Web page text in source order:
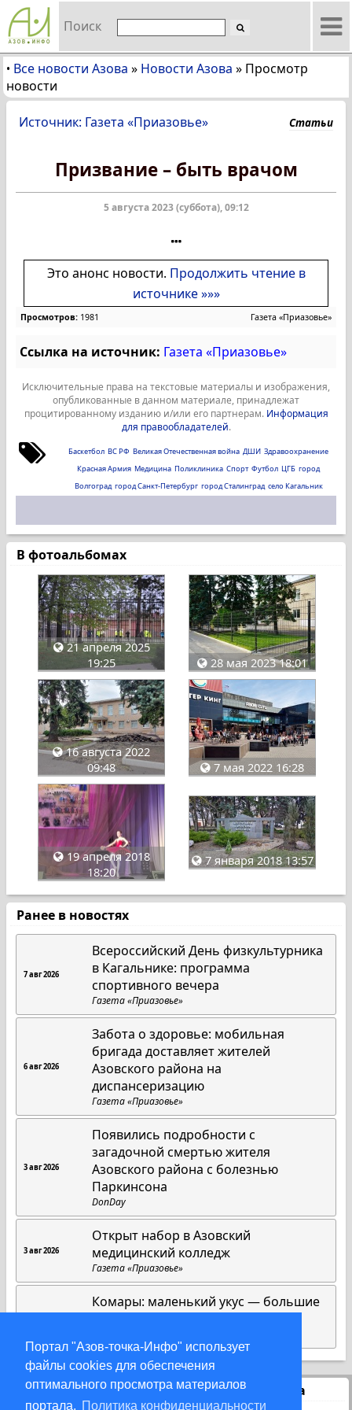
Портал "Азов-точка-Инфо" использует
файлы cookies для обеспечения
оптимального просмотра материалов
портала. Политика конфиденциальности
Поиск
• Все новости Азова » Новости Азова » Просмотр
новости
Источник: Газета «Приазовье» Статьи
Призвание – быть врачом
5 августа 2023 (суббота), 09:12
Это анонс новости. Продолжить чтение в
источнике »»»
Просмотров: 1981 Газета «Приазовье»
Ссылка на источник: Газета «Приазовье»
Исключительные права на текстовые материалы и изображения,
опубликованные в данном материале, принадлежат
процитированному изданию и/или его партнерам. Информация
для правообладателей.
Баскетбол ВС РФ Великая Отечественная война ДШИ Здравоохранение
Красная Армия Медицина Поликлиника Спорт Футбол ЦГБ город
Волгоград город Санкт-Петербург город Сталинград село Кагальник
В фотоальбомах
21 апреля 2025
19:25
28 мая 2023 18:01
16 августа 2022
09:48
7 мая 2022 16:28
19 апреля 2018
18:20
7 января 2018 13:57
Ранее в новостях
7 авг 2026
Всероссийский День физкультурника
в Кагальнике: программа
спортивного вечера
Газета «Приазовье»
6 авг 2026
Забота о здоровье: мобильная
бригада доставляет жителей
Азовского района на
диспансеризацию
Газета «Приазовье»
3 авг 2026
Появились подробности с
загадочной смертью жителя
Азовского района с болезнью
Паркинсона
DonDay
3 авг 2026
Открыт набор в Азовский
медицинский колледж
Газета «Приазовье»
Комары: маленький укус — большие
Статистика